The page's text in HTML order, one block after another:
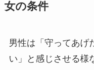
女の条件
男性は「守ってあげ
い」と感じさせる様